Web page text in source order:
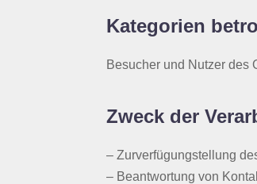
Kategorien
Besucher und Nutzer des
Zweck der
– Zurverfügungstellung
– Beantwortung von